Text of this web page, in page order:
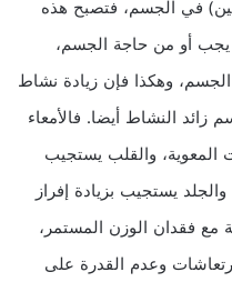
في الجسم، فتصبح هذه
يجب أو من حاجة الجسم،
وهكذا فإن زيادة نشاط
النشاط أيضا. فالأمعاء
المعوية، والقلب يستجيب
يستجيب بزيادة إفراز
مع فقدان الوزن المستمر،
وعدم القدرة على